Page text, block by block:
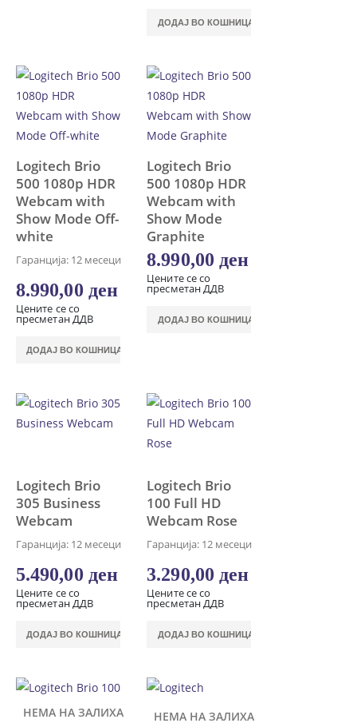
ДОДАЈ ВО КОШНИЦА
Logitech Brio
500 1080p HDR
Webcam with
Show Mode Off-
white
Гаранција: 12 месеци
8.990,00 ден
Цените се со
пресметан ДДВ
ДОДАЈ ВО КОШНИЦА
Logitech Brio
500 1080p HDR
Webcam with
Show Mode
Graphite
8.990,00 ден
Цените се со
пресметан ДДВ
ДОДАЈ ВО КОШНИЦА
Logitech Brio
305 Business
Webcam
Гаранција: 12 месеци
5.490,00 ден
Цените се со
пресметан ДДВ
ДОДАЈ ВО КОШНИЦА
Logitech Brio
100 Full HD
Webcam Rose
Гаранција: 12 месеци
3.290,00 ден
Цените се со
пресметан ДДВ
ДОДАЈ ВО КОШНИЦА
НЕМА НА ЗАЛИХА НЕМА НА ЗАЛИХА